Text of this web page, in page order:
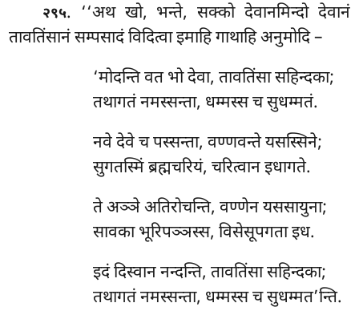
२९५. ‘‘अथ खो, भन्ते, सक्को देवानमिन्दो देवानं
तावतिंसानं सम्पसादं विदित्वा इमाहि गाथाहि अनुमोदि –
‘मोदन्ति वत भो देवा, तावतिंसा सहिन्दका;
तथागतं नमस्सन्ता, धम्मस्स च सुधम्मतं.
नवे देवे च पस्सन्ता, वण्णवन्ते यसस्सिने;
सुगतस्मिं ब्रह्मचरियं, चरित्वान इधागते.
ते अञ्ञे अतिरोचन्ति, वण्णेन यससायुना;
सावका भूरिपञ्ञस्स, विसेसूपगता इध.
इदं दिस्वान नन्दन्ति, तावतिंसा सहिन्दका;
तथागतं नमस्सन्ता, धम्मस्स च सुधम्मत’न्ति.